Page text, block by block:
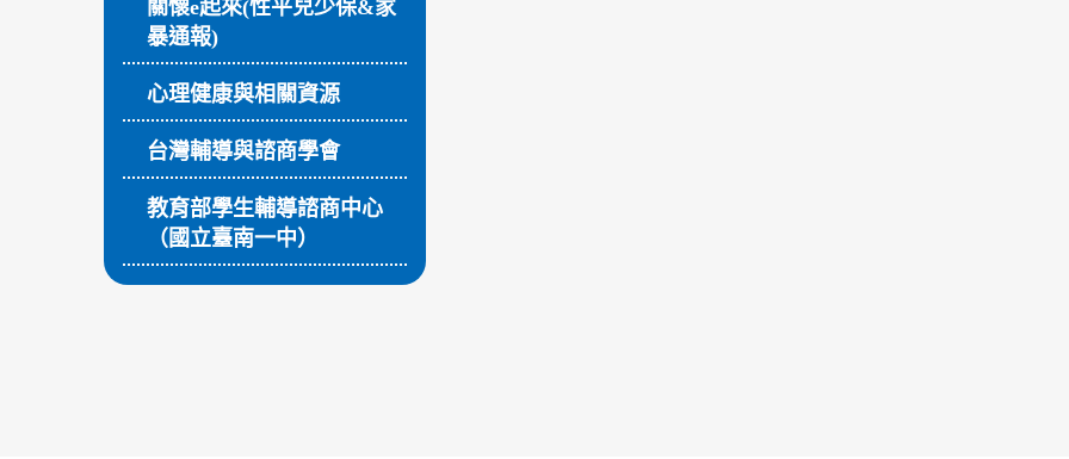
關懷e起來(性平兒少保&家
暴通報)
心理健康與相關資源
台灣輔導與諮商學會
教育部學生輔導諮商中心
（國立臺南一中）